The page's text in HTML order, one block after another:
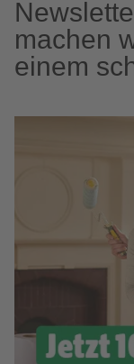
machen
einem